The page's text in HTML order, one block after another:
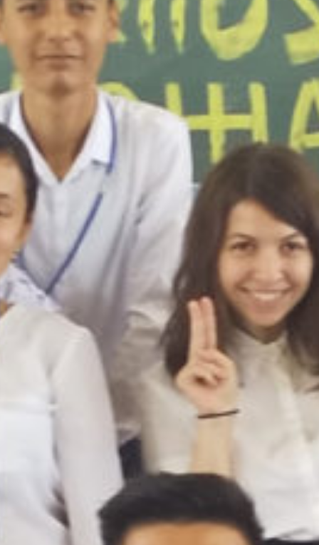
/home/sakurazuka/sakurazuka.ed.jp/public_html/wp-conten
t/themes/sakurazuka_2020/header.php
229 Warning